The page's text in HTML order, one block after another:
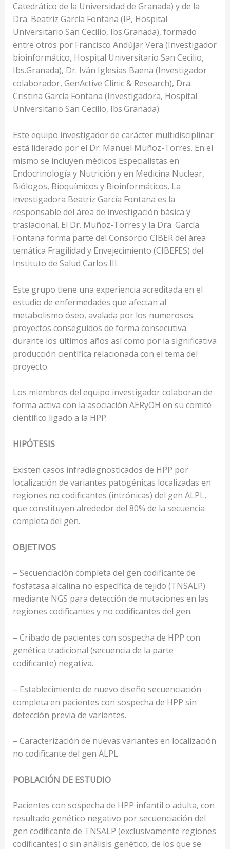
Catedrático de la Universidad de Granada) y de la
Dra. Beatriz García Fontana (IP, Hospital
Universitario San Cecilio, Ibs.Granada), formado
entre otros por Francisco Andújar Vera (Investigador
bioinformático, Hospital Universitario San Cecilio,
Ibs.Granada), Dr. Iván Iglesias Baena (Investigador
colaborador, GenActive Clinic & Research), Dra.
Cristina García Fontana (Investigadora, Hospital
Universitario San Cecilio, Ibs.Granada).
Este equipo investigador de carácter multidisciplinar
está liderado por el Dr. Manuel Muñoz-Torres. En el
mismo se incluyen médicos Especialistas en
Endocrinología y Nutrición y en Medicina Nuclear,
Biólogos, Bioquímicos y Bioinformáticos. La
investigadora Beatriz García Fontana es la
responsable del área de investigación básica y
traslacional. El Dr. Muñoz-Torres y la Dra. García
Fontana forma parte del Consorcio CIBER del área
temática Fragilidad y Envejecimiento (CIBEFES) del
Instituto de Salud Carlos III.
Este grupo tiene una experiencia acreditada en el
estudio de enfermedades que afectan al
metabolismo óseo, avalada por los numerosos
proyectos conseguidos de forma consecutiva
durante los últimos años así como por la significativa
producción científica relacionada con el tema del
proyecto.
Los miembros del equipo investigador colaboran de
forma activa con la asociación AERyOH en su comité
científico ligado a la HPP.
HIPÓTESIS
Existen casos infradiagnosticados de HPP por
localización de variantes patogénicas localizadas en
regiones no codificantes (intrónicas) del gen ALPL,
que constituyen alrededor del 80% de la secuencia
completa del gen.
OBJETIVOS
– Secuenciación completa del gen codificante de
fosfatasa alcalina no específica de tejido (TNSALP)
mediante NGS para detección de mutaciones en las
regiones codificantes y no codificantes del gen.
– Cribado de pacientes con sospecha de HPP con
genética tradicional (secuencia de la parte
codificante) negativa.
– Establecimiento de nuevo diseño secuenciación
completa en pacientes con sospecha de HPP sin
detección previa de variantes.
– Caracterización de nuevas variantes en localización
no codificante del gen ALPL.
POBLACIÓN DE ESTUDIO
Pacientes con sospecha de HPP infantil o adulta, con
resultado genético negativo por secuenciación del
gen codificante de TNSALP (exclusivamente regiones
codificantes) o sin análisis genético, de los que se